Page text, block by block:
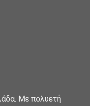
Με πολυετή